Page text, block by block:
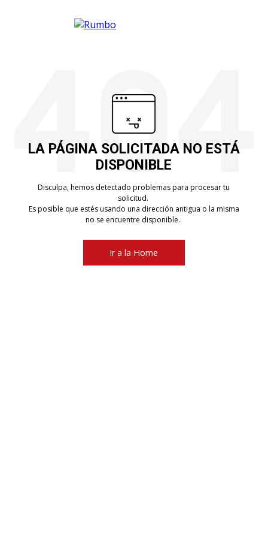
LA PÁGINA SOLICITADA NO ESTÁ
DISPONIBLE
Disculpa, hemos detectado problemas para procesar tu
solicitud.
Es posible que estés usando una dirección antigua o la misma
no se encuentre disponible.
Ir a la Home